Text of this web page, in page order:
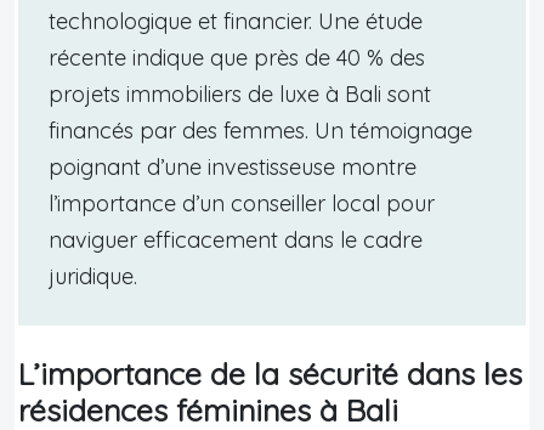
technologique et financier. Une étude
récente indique que près de 40 % des
projets immobiliers de luxe à Bali sont
financés par des femmes. Un témoignage
poignant d’une investisseuse montre
l’importance d’un conseiller local pour
naviguer efficacement dans le cadre
juridique.
L’importance de la sécurité dans les
résidences féminines à Bali